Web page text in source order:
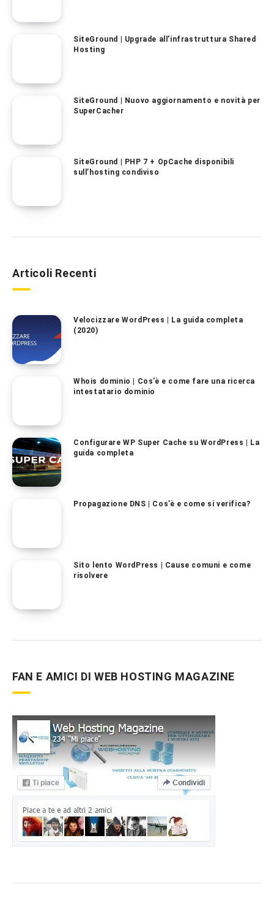
SiteGround | Upgrade all’infrastruttura Shared
Hosting
SiteGround | Nuovo aggiornamento e novità per
SuperCacher
SiteGround | PHP 7 + OpCache disponibili
sull’hosting condiviso
Articoli Recenti
Velocizzare WordPress | La guida completa
(2020)
Whois dominio | Cos’è e come fare una ricerca
intestatario dominio
Configurare WP Super Cache su WordPress | La
guida completa
Propagazione DNS | Cos’è e come si verifica?
Sito lento WordPress | Cause comuni e come
risolvere
FAN E AMICI DI WEB HOSTING MAGAZINE